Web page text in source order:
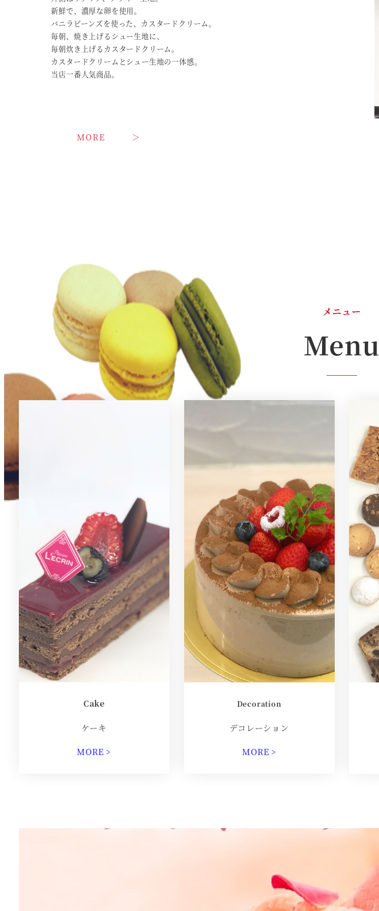
新鮮で、濃厚な卵を使用。
バニラビーンズを使った、カスタードクリーム。
毎朝、焼き上げるシュー生地に、
毎朝炊き上げるカスタードクリーム。
カスタードクリームとシュー生地の一体感。
当店一番人気商品。
MORE ＞
メニュー
Menu
Cake
ケーキ
MORE >
Decoration
デコレーション
MORE >